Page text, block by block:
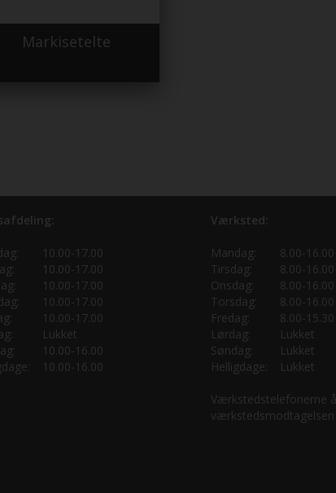
Markisetelte
10.00-17.00
10.00-17.00
10.00-17.00
10.00-17.00
10.00-17.00
Lukket
10.00-16.00
10.00-16.00
Værksted:
Mandag:
8.00-16.00
Tirsdag:
8.00-16.00
Onsdag:
8.00-16.00
Torsdag:
8.00-16.00
Fredag:
8.00-15.30
Lørdag:
Lukket
Søndag:
Lukket
Helligdage:
Lukket
Værkstedstelefonerne
værkstedsmodtagelsen